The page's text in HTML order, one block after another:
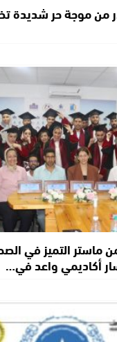
من موجة حر شديدة
ماستر التميز في
أكاديمي واعد في…